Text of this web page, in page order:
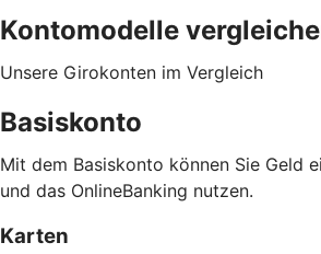
Kontomodelle
Unsere Girokonten im Vergleich
Basiskonto
Mit dem Basiskonto können Sie Geld
und das OnlineBanking nutzen.
Karten